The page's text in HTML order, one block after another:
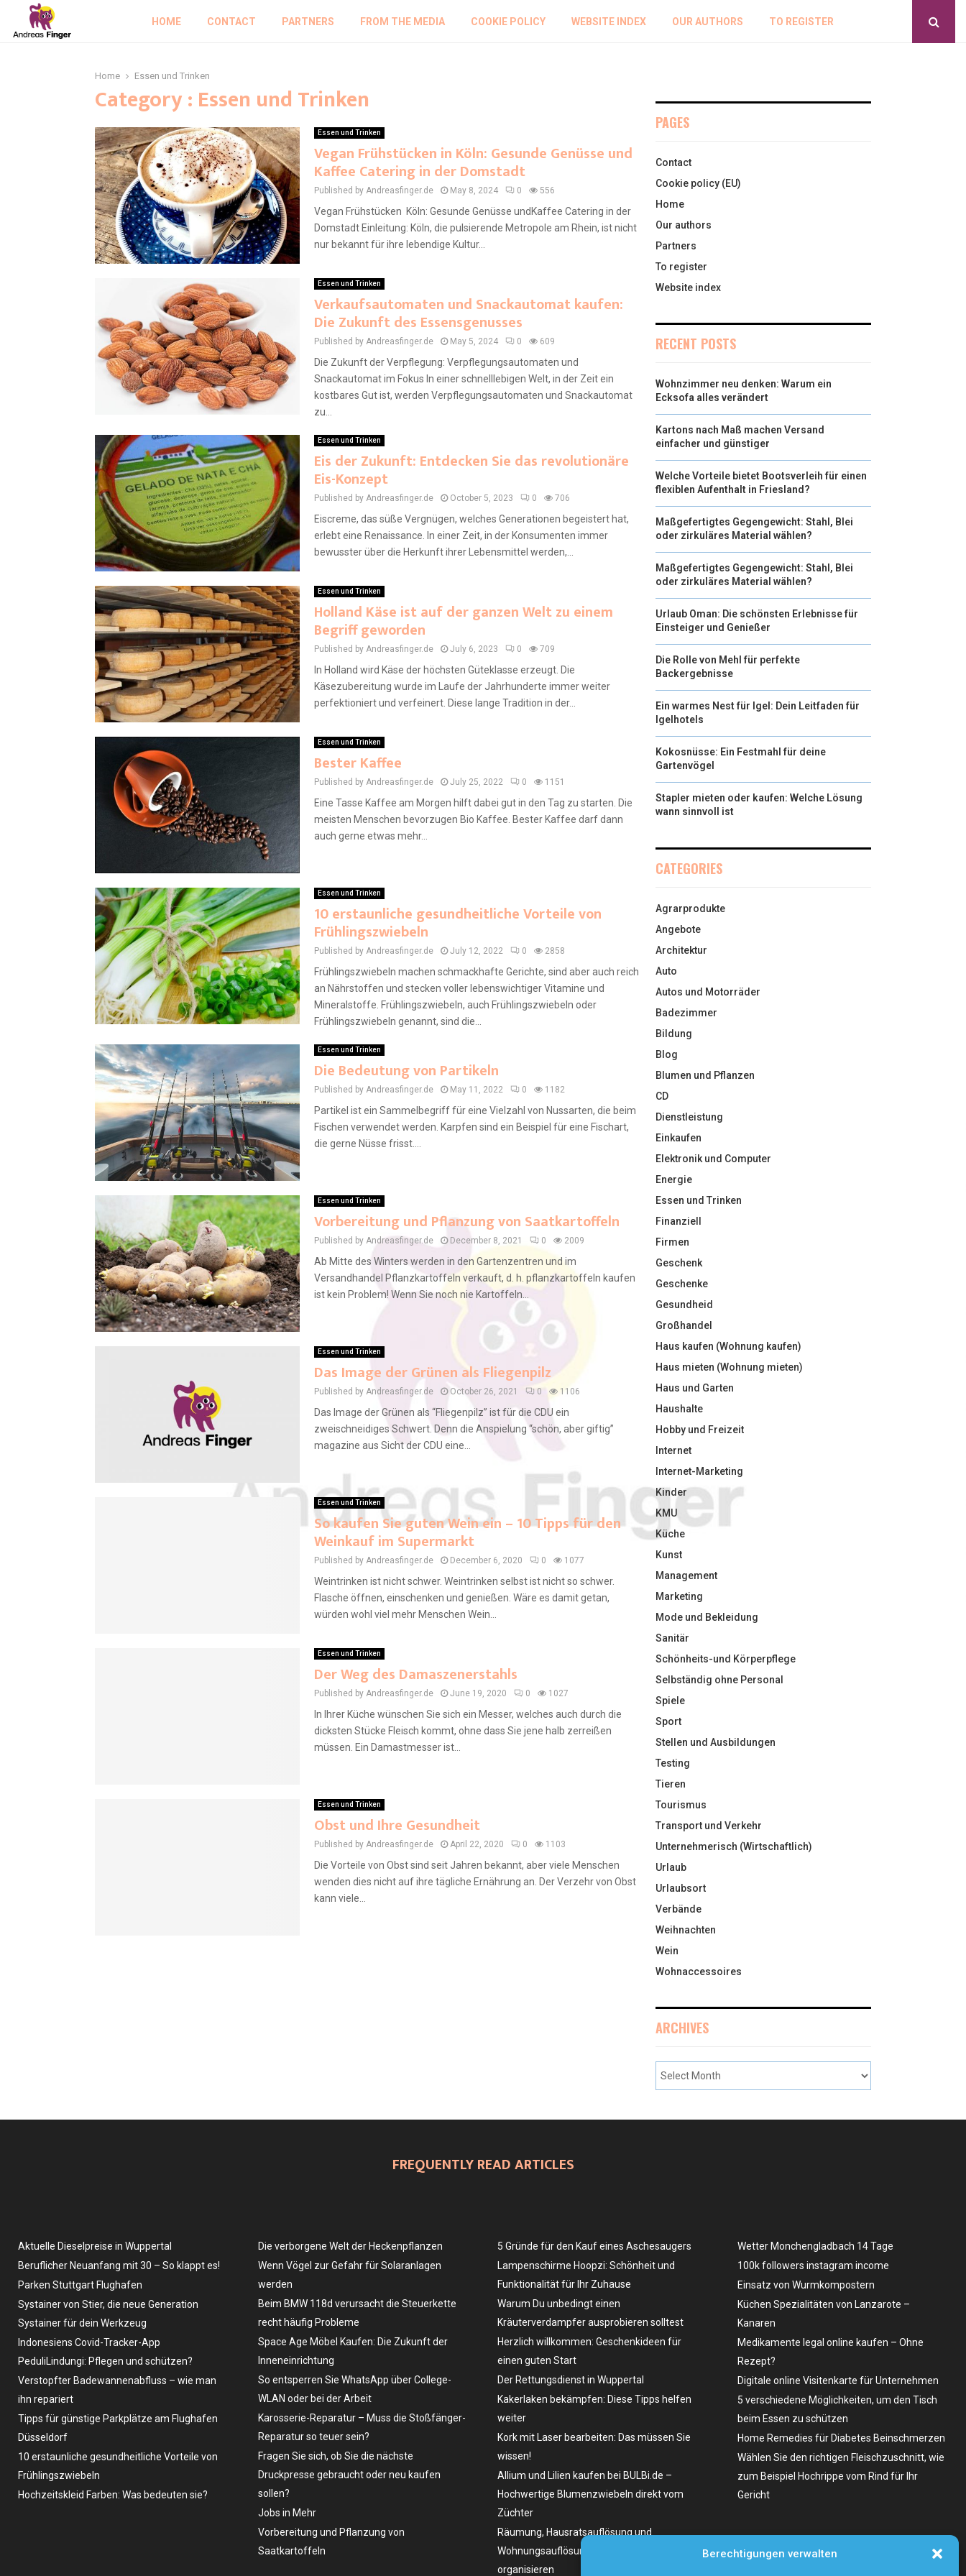
Berechtigungen verwalten
HOME CONTACT PARTNERS FROM THE MEDIA COOKIE POLICY WEBSITE INDEX OUR AUTHORS TO REGISTER
Home Essen und Trinken
Category : Essen und Trinken
Essen und Trinken
Vegan Frühstücken in Köln: Gesunde Genüsse und
Kaffee Catering in der Domstadt
Published by Andreasfinger.de May 8, 2024 0 556
Vegan Frühstücken Köln: Gesunde Genüsse undKaffee Catering in der
Domstadt Einleitung: Köln, die pulsierende Metropole am Rhein, ist nicht
nur bekannt für ihre lebendige Kultur...
Essen und Trinken
Verkaufsautomaten und Snackautomat kaufen:
Die Zukunft des Essensgenusses
Published by Andreasfinger.de May 5, 2024 0 609
Die Zukunft der Verpflegung: Verpflegungsautomaten und
Snackautomat im Fokus In einer schnelllebigen Welt, in der Zeit ein
kostbares Gut ist, werden Verpflegungsautomaten und Snackautomat
zu...
Essen und Trinken
Eis der Zukunft: Entdecken Sie das revolutionäre
Eis-Konzept
Published by Andreasfinger.de October 5, 2023 0 706
Eiscreme, das süße Vergnügen, welches Generationen begeistert hat,
erlebt eine Renaissance. In einer Zeit, in der Konsumenten immer
bewusster über die Herkunft ihrer Lebensmittel werden,...
Essen und Trinken
Holland Käse ist auf der ganzen Welt zu einem
Begriff geworden
Published by Andreasfinger.de July 6, 2023 0 709
In Holland wird Käse der höchsten Güteklasse erzeugt. Die
Käsezubereitung wurde im Laufe der Jahrhunderte immer weiter
perfektioniert und verfeinert. Diese lange Tradition in der...
Essen und Trinken
Bester Kaffee
Published by Andreasfinger.de July 25, 2022 0 1151
Eine Tasse Kaffee am Morgen hilft dabei gut in den Tag zu starten. Die
meisten Menschen bevorzugen Bio Kaffee. Bester Kaffee darf dann
auch gerne etwas mehr...
Essen und Trinken
10 erstaunliche gesundheitliche Vorteile von
Frühlingszwiebeln
Published by Andreasfinger.de July 12, 2022 0 2858
Frühlingszwiebeln machen schmackhafte Gerichte, sind aber auch reich
an Nährstoffen und stecken voller lebenswichtiger Vitamine und
Mineralstoffe. Frühlingszwiebeln, auch Frühlingszwiebeln oder
Frühlingszwiebeln genannt, sind die...
Essen und Trinken
Die Bedeutung von Partikeln
Published by Andreasfinger.de May 11, 2022 0 1182
Partikel ist ein Sammelbegriff für eine Vielzahl von Nussarten, die beim
Fischen verwendet werden. Karpfen sind ein Beispiel für eine Fischart,
die gerne Nüsse frisst....
Essen und Trinken
Vorbereitung und Pflanzung von Saatkartoffeln
Published by Andreasfinger.de December 8, 2021 0 2009
Ab Mitte des Winters werden in den Gartenzentren und im
Versandhandel Pflanzkartoffeln verkauft, d. h. pflanzkartoffeln kaufen
ist kein Problem! Wenn Sie noch nie Kartoffeln...
Essen und Trinken
Das Image der Grünen als Fliegenpilz
Published by Andreasfinger.de October 26, 2021 0 1106
Das Image der Grünen als “Fliegenpilz” ist für die CDU ein
zweischneidiges Schwert. Denn die Anspielung “schön, aber giftig”
magazine aus Sicht der CDU eine...
Essen und Trinken
So kaufen Sie guten Wein ein – 10 Tipps für den
Weinkauf im Supermarkt
Published by Andreasfinger.de December 6, 2020 0 1077
Weintrinken ist nicht schwer. Weintrinken selbst ist nicht so schwer.
Flasche öffnen, einschenken und genießen. Wäre es damit getan,
würden wohl viel mehr Menschen Wein...
Essen und Trinken
Der Weg des Damaszenerstahls
Published by Andreasfinger.de June 19, 2020 0 1027
In Ihrer Küche wünschen Sie sich ein Messer, welches auch durch die
dicksten Stücke Fleisch kommt, ohne dass Sie jene halb zerreißen
müssen. Ein Damastmesser ist...
Essen und Trinken
Obst und Ihre Gesundheit
Published by Andreasfinger.de April 22, 2020 0 1103
Die Vorteile von Obst sind seit Jahren bekannt, aber viele Menschen
wenden dies nicht auf ihre tägliche Ernährung an. Der Verzehr von Obst
kann viele...
PAGES
Contact
Cookie policy (EU)
Home
Our authors
Partners
To register
Website index
RECENT POSTS
Wohnzimmer neu denken: Warum ein
Ecksofa alles verändert
Kartons nach Maß machen Versand
einfacher und günstiger
Welche Vorteile bietet Bootsverleih für einen
flexiblen Aufenthalt in Friesland?
Maßgefertigtes Gegengewicht: Stahl, Blei
oder zirkuläres Material wählen?
Maßgefertigtes Gegengewicht: Stahl, Blei
oder zirkuläres Material wählen?
Urlaub Oman: Die schönsten Erlebnisse für
Einsteiger und Genießer
Die Rolle von Mehl für perfekte
Backergebnisse
Ein warmes Nest für Igel: Dein Leitfaden für
Igelhotels
Kokosnüsse: Ein Festmahl für deine
Gartenvögel
Stapler mieten oder kaufen: Welche Lösung
wann sinnvoll ist
CATEGORIES
Agrarprodukte
Angebote
Architektur
Auto
Autos und Motorräder
Badezimmer
Bildung
Blog
Blumen und Pflanzen
CD
Dienstleistung
Einkaufen
Elektronik und Computer
Energie
Essen und Trinken
Finanziell
Firmen
Geschenk
Geschenke
Gesundheid
Großhandel
Haus kaufen (Wohnung kaufen)
Haus mieten (Wohnung mieten)
Haus und Garten
Haushalte
Hobby und Freizeit
Internet
Internet-Marketing
Kinder
KMU
Küche
Kunst
Management
Marketing
Mode und Bekleidung
Sanitär
Schönheits-und Körperpflege
Selbständig ohne Personal
Spiele
Sport
Stellen und Ausbildungen
Testing
Tieren
Tourismus
Transport und Verkehr
Unternehmerisch (Wirtschaftlich)
Urlaub
Urlaubsort
Verbände
Weihnachten
Wein
Wohnaccessoires
ARCHIVES
FREQUENTLY READ ARTICLES
Aktuelle Dieselpreise in Wuppertal
Beruflicher Neuanfang mit 30 – So klappt es!
Parken Stuttgart Flughafen
Systainer von Stier, die neue Generation
Systainer für dein Werkzeug
Indonesiens Covid-Tracker-App
PeduliLindungi: Pflegen und schützen?
Verstopfter Badewannenabfluss – wie man
ihn repariert
Tipps für günstige Parkplätze am Flughafen
Düsseldorf
10 erstaunliche gesundheitliche Vorteile von
Frühlingszwiebeln
Hochzeitskleid Farben: Was bedeuten sie?
Die verborgene Welt der Heckenpflanzen
Wenn Vögel zur Gefahr für Solaranlagen
werden
Beim BMW 118d verursacht die Steuerkette
recht häufig Probleme
Space Age Möbel Kaufen: Die Zukunft der
Inneneinrichtung
So entsperren Sie WhatsApp über College-
WLAN oder bei der Arbeit
Karosserie-Reparatur – Muss die Stoßfänger-
Reparatur so teuer sein?
Fragen Sie sich, ob Sie die nächste
Druckpresse gebraucht oder neu kaufen
sollen?
Jobs in Mehr
Vorbereitung und Pflanzung von
Saatkartoffeln
5 Gründe für den Kauf eines Aschesaugers
Lampenschirme Hoopzi: Schönheit und
Funktionalität für Ihr Zuhause
Warum Du unbedingt einen
Kräuterverdampfer ausprobieren solltest
Herzlich willkommen: Geschenkideen für
einen guten Start
Der Rettungsdienst in Wuppertal
Kakerlaken bekämpfen: Diese Tipps helfen
weiter
Kork mit Laser bearbeiten: Das müssen Sie
wissen!
Allium und Lilien kaufen bei BULBi.de –
Hochwertige Blumenzwiebeln direkt vom
Züchter
Räumung, Hausratsauflösung und
Wohnungsauflösung in Berlin kostenlos
organisieren
Wetter Monchengladbach 14 Tage
100k followers instagram income
Einsatz von Wurmkompostern
Küchen Spezialitäten von Lanzarote –
Kanaren
Medikamente legal online kaufen – Ohne
Rezept?
Digitale online Visitenkarte für Unternehmen
5 verschiedene Möglichkeiten, um den Tisch
beim Essen zu schützen
Home Remedies für Diabetes Beinschmerzen
Wählen Sie den richtigen Fleischzuschnitt, wie
zum Beispiel Hochrippe vom Rind für Ihr
Gericht